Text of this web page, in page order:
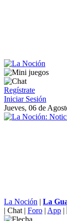
Regístrate
Iniciar Sesión
Jueves, 06 de
La Noción | La
| Chat | Foro | App |